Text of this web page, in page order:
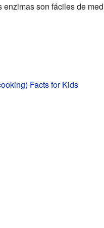
son fáciles de
Facts for Kids